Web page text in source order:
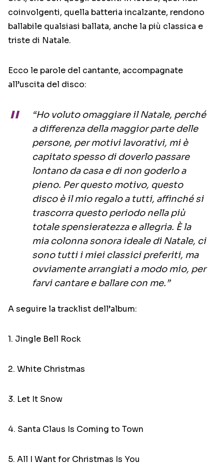
coinvolgenti, quella batteria incalzante, rendono
ballabile qualsiasi ballata, anche la più classica e
triste di Natale.
Ecco le parole del cantante, accompagnate
all’uscita del disco:
“Ho voluto omaggiare il Natale, perché
a differenza della maggior parte delle
persone, per motivi lavorativi, mi è
capitato spesso di doverlo passare
lontano da casa e di non goderlo a
pieno. Per questo motivo, questo
disco è il mio regalo a tutti, affinché si
trascorra questo periodo nella più
totale spensieratezza e allegria. È la
mia colonna sonora ideale di Natale, ci
sono tutti i miei classici preferiti, ma
ovviamente arrangiati a modo mio, per
farvi cantare e ballare con me.”
A seguire la tracklist dell’album:
1. Jingle Bell Rock
2. White Christmas
3. Let It Snow
4. Santa Claus Is Coming to Town
5. All I Want for Christmas Is You